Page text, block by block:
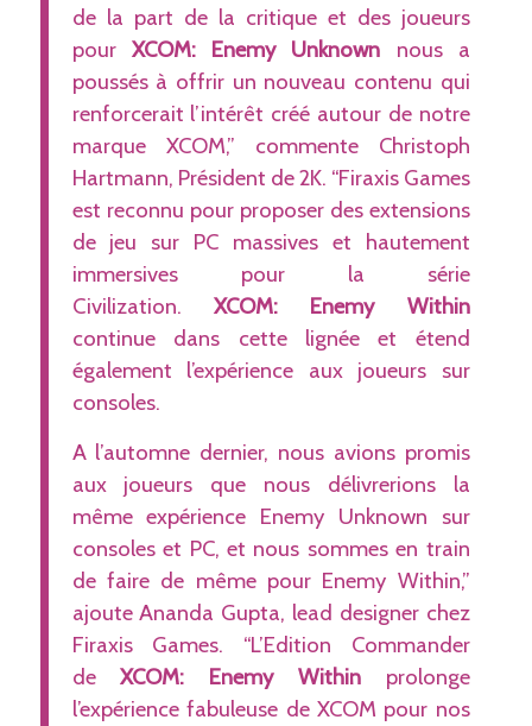
de la part de la critique et des joueurs
pour XCOM: Enemy Unknown nous a
poussés à offrir un nouveau contenu qui
renforcerait l’intérêt créé autour de notre
marque XCOM,” commente Christoph
Hartmann, Président de 2K. “Firaxis Games
est reconnu pour proposer des extensions
de jeu sur PC massives et hautement
immersives pour la série
Civilization.XCOM: Enemy Within
continue dans cette lignée et étend
également l’expérience aux joueurs sur
consoles.
A l’automne dernier, nous avions promis
aux joueurs que nous délivrerions la
même expérience Enemy Unknown sur
consoles et PC, et nous sommes en train
de faire de même pour Enemy Within,”
ajoute Ananda Gupta, lead designer chez
Firaxis Games. “L’Edition Commander
deXCOM: Enemy Within prolonge
l’expérience fabuleuse de XCOM pour nos